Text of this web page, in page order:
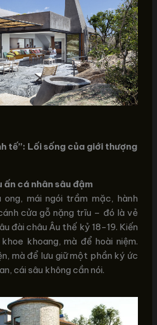
tế”: Lối sống của giới thượng
cá nhân sâu đậm
mái ngói trầm mặc, hành
cửa gỗ nặng trĩu – đó là vẻ
đài châu Âu thế kỷ 18-19. Kiến
khoang, mà để hoài niệm.
mà để lưu giữ một phần ký ức
cái sâu không cần nói.